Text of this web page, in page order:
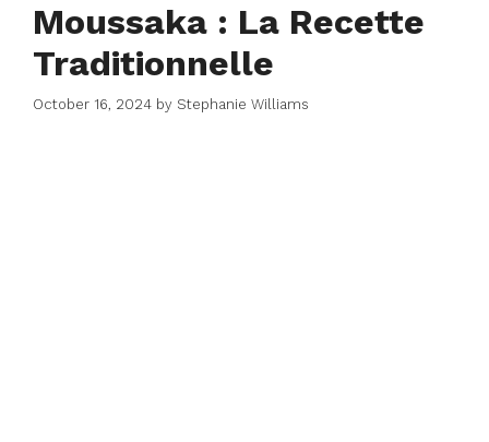
Moussaka : La Recette
Traditionnelle
October 16, 2024 by Stephanie Williams